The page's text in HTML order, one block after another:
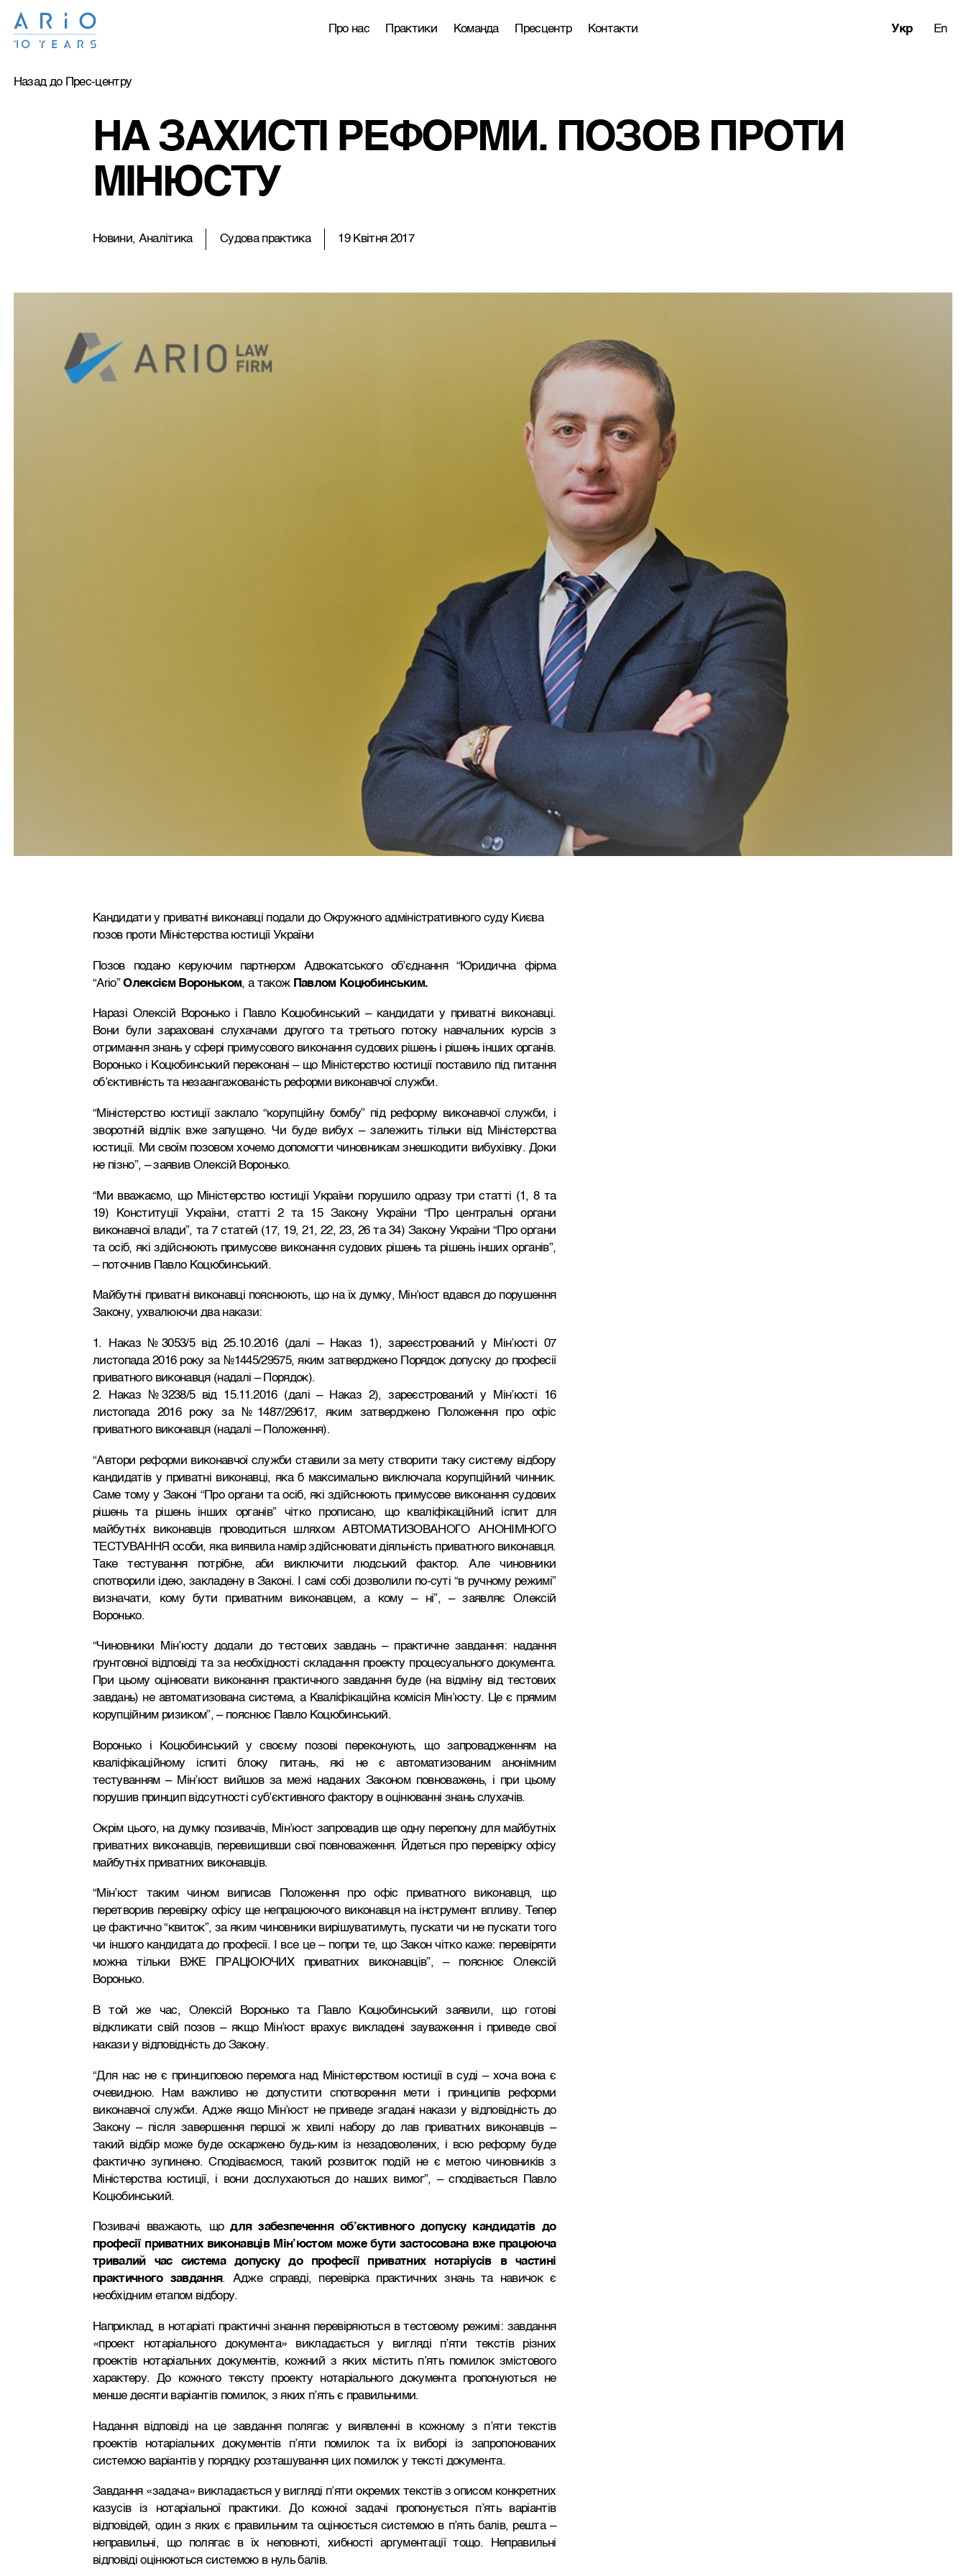
Укр En
Про нас Практики Команда Пресцентр Контакти
Назад до Прес-центру
НА ЗАХИСТІ РЕФОРМИ. ПОЗОВ ПРОТИ
МІНЮСТУ
Новини, Аналітика Судова практика 19 Квітня 2017
Кандидати у приватні виконавці подали до Окружного адміністративного суду Києва
позов проти Міністерства юстиції України
Позов подано керуючим партнером Адвокатського об’єднання “Юридична фірма
“Ario”Олексієм Вороньком, а також Павлом Коцюбинським.
Наразі Олексій Воронько і Павло Коцюбинський – кандидати у приватні виконавці.
Вони були зараховані слухачами другого та третього потоку навчальних курсів з
отримання знань у сфері примусового виконання судових рішень і рішень інших органів.
Воронько і Коцюбинський переконані – що Міністерство юстиції поставило під питання
об’єктивність та незаангажованість реформи виконавчої служби.
“Міністерство юстиції заклало “корупційну бомбу” під реформу виконавчої служби, і
зворотній відлік вже запущено. Чи буде вибух – залежить тільки від Міністерства
юстиції. Ми своїм позовом хочемо допомогти чиновникам знешкодити вибухівку. Доки
не пізно”, – заявив Олексій Воронько.
“Ми вважаємо, що Міністерство юстиції України порушило одразу три статті (1, 8 та
19) Конституції України, статті 2 та 15 Закону України “Про центральні органи
виконавчої влади”, та 7 статей (17, 19, 21, 22, 23, 26 та 34) Закону України “Про органи
та осіб, які здійснюють примусове виконання судових рішень та рішень інших органів”,
– поточнив Павло Коцюбинський.
Майбутні приватні виконавці пояснюють, що на їх думку, Мін’юст вдався до порушення
Закону, ухвалюючи два накази:
1. Наказ №3053/5 від 25.10.2016 (далі – Наказ 1), зареєстрований у Мін’юсті 07
листопада 2016 року за №1445/29575, яким затверджено Порядок допуску до професії
приватного виконавця (надалі – Порядок).
2. Наказ №3238/5 від 15.11.2016 (далі – Наказ 2), зареєстрований у Мін’юсті 16
листопада 2016 року за №1487/29617, яким затверджено Положення про офіс
приватного виконавця (надалі – Положення).
“Автори реформи виконавчої служби ставили за мету створити таку систему відбору
кандидатів у приватні виконавці, яка б максимально виключала корупційний чинник.
Саме тому у Законі “Про органи та осіб, які здійснюють примусове виконання судових
рішень та рішень інших органів” чітко прописано, що кваліфікаційний іспит для
майбутніх виконавців проводиться шляхом АВТОМАТИЗОВАНОГО АНОНІМНОГО
ТЕСТУВАННЯ особи, яка виявила намір здійснювати діяльність приватного виконавця.
Таке тестування потрібне, аби виключити людський фактор. Але чиновники
спотворили ідею, закладену в Законі. І самі собі дозволили по-суті “в ручному режимі”
визначати, кому бути приватним виконавцем, а кому – ні”, – заявляє Олексій
Воронько.
“Чиновники Мін’юсту додали до тестових завдань – практичне завдання: надання
ґрунтовної відповіді та за необхідності складання проекту процесуального документа.
При цьому оцінювати виконання практичного завдання буде (на відміну від тестових
завдань) не автоматизована система, а Кваліфікаційна комісія Мін’юсту. Це є прямим
корупційним ризиком”, – пояснює Павло Коцюбинський.
Воронько і Коцюбинський у своєму позові переконують, що запровадженням на
кваліфікаційному іспиті блоку питань, які не є автоматизованим анонімним
тестуванням – Мін’юст вийшов за межі наданих Законом повноважень, і при цьому
порушив принцип відсутності суб’єктивного фактору в оцінюванні знань слухачів.
Окрім цього, на думку позивачів, Мін’юст запровадив ще одну перепону для майбутніх
приватних виконавців, перевищивши свої повноваження. Йдеться про перевірку офісу
майбутніх приватних виконавців.
“Мін’юст таким чином виписав Положення про офіс приватного виконавця, що
перетворив перевірку офісу ще непрацюючого виконавця на інструмент впливу. Тепер
це фактично “квиток”, за яким чиновники вирішуватимуть, пускати чи не пускати того
чи іншого кандидата до професії. І все це – попри те, що Закон чітко каже: перевіряти
можна тільки ВЖЕ ПРАЦЮЮЧИХ приватних виконавців”, – пояснює Олексій
Воронько.
В той же час, Олексій Воронько та Павло Коцюбинський заявили, що готові
відкликати свій позов – якщо Мін’юст врахує викладені зауваження і приведе свої
накази у відповідність до Закону.
“Для нас не є принциповою перемога над Міністерством юстиції в суді – хоча вона є
очевидною. Нам важливо не допустити спотворення мети і принципів реформи
виконавчої служби. Адже якщо Мін’юст не приведе згадані накази у відповідність до
Закону – після завершення першої ж хвилі набору до лав приватних виконавців –
такий відбір може буде оскаржено будь-ким із незадоволених, і всю реформу буде
фактично зупинено. Сподіваємося, такий розвиток подій не є метою чиновників з
Міністерства юстиції, і вони дослухаються до наших вимог”, – сподівається Павло
Коцюбинський.
Позивачі вважають, щодля забезпечення об’єктивного допуску кандидатів до
професії приватних виконавців Мін’юстом може бути застосована вже працююча
тривалий час система допуску до професії приватних нотаріусів в частині
практичного завдання. Адже справді, перевірка практичних знань та навичок є
необхідним етапом відбору.
Наприклад, в нотаріаті практичні знання перевіряються в тестовому режимі: завдання
«проект нотаріального документа» викладається у вигляді п’яти текстів різних
проектів нотаріальних документів, кожний з яких містить п’ять помилок змістового
характеру. До кожного тексту проекту нотаріального документа пропонуються не
менше десяти варіантів помилок, з яких п’ять є правильними.
Надання відповіді на це завдання полягає у виявленні в кожному з п’яти текстів
проектів нотаріальних документів п’яти помилок та їх виборі із запропонованих
системою варіантів у порядку розташування цих помилок у тексті документа.
Завдання «задача» викладається у вигляді п’яти окремих текстів з описом конкретних
казусів із нотаріальної практики. До кожної задачі пропонується п’ять варіантів
відповідей, один з яких є правильним та оцінюється системою в п’ять балів, решта –
неправильні, що полягає в їх неповноті, хибності аргументації тощо. Неправильні
відповіді оцінюються системою в нуль балів.